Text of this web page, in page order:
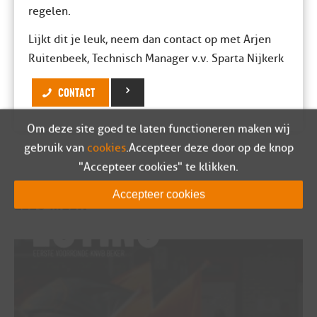
regelen.
Lijkt dit je leuk, neem dan contact op met Arjen
Ruitenbeek, Technisch Manager v.v. Sparta Nijkerk
CONTACT
LEES MEER
Om deze site goed te laten functioneren maken wij
gebruik van cookies. Accepteer deze door op de knop
"Accepteer cookies" te klikken.
Accepteer cookies